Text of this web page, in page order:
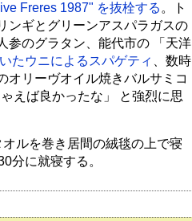
Freres 1987" を抜栓する 。ト
ンギとグリーンアスパラガスの
参のグラタン、能代市の 「天洋
たウニによるスパゲティ
、数時
オリーヴオイル焼きバルサミコ
えば良かったな」 と強烈に思
ルを巻き居間の絨毯の上で寝
分に就寝する。